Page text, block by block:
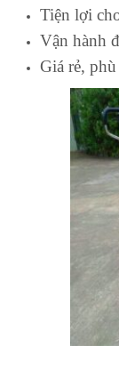
Tiện lợi
Vận hành
Giá rẻ,